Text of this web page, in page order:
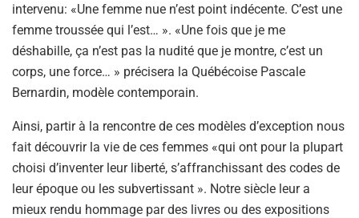
intervenu: «Une femme nue n’est point indécente. C’est une
femme troussée qui l’est… ». «Une fois que je me
déshabille, ça n’est pas la nudité que je montre, c’est un
corps, une force… » précisera la Québécoise Pascale
Bernardin, modèle contemporain.
Ainsi, partir à la rencontre de ces modèles d’exception nous
fait découvrir la vie de ces femmes «qui ont pour la plupart
choisi d’inventer leur liberté, s’affranchissant des codes de
leur époque ou les subvertissant ». Notre siècle leur a
mieux rendu hommage par des livres ou des expositions